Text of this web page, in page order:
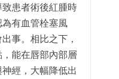
患者術後紅腫時
有血管栓塞風
事。相比之下，
能在唇部內部層
經，大幅降低出